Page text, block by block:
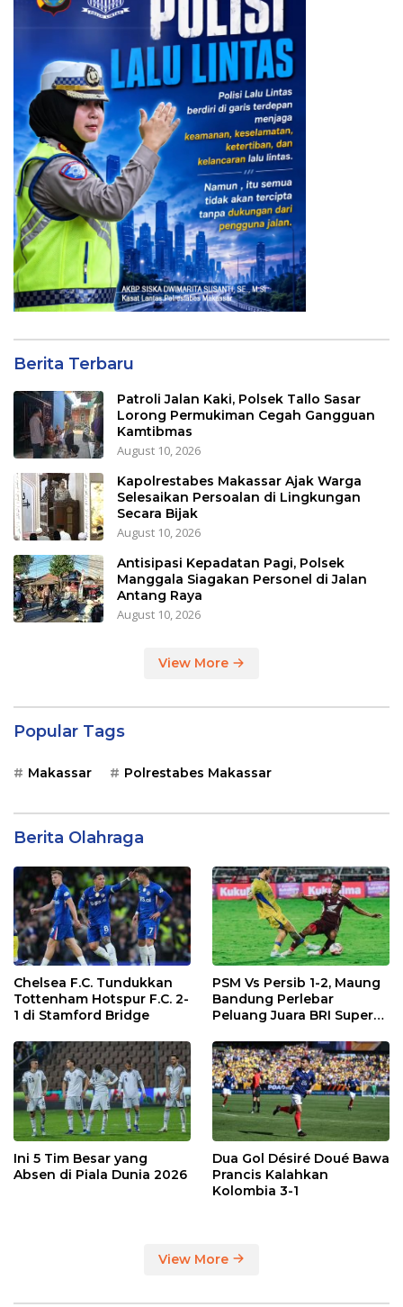
Berita Terbaru
Patroli Jalan Kaki, Polsek Tallo Sasar
Lorong Permukiman Cegah Gangguan
Kamtibmas
August 10, 2026
Kapolrestabes Makassar Ajak Warga
Selesaikan Persoalan di Lingkungan
Secara Bijak
August 10, 2026
Antisipasi Kepadatan Pagi, Polsek
Manggala Siagakan Personel di Jalan
Antang Raya
August 10, 2026
View More
Popular Tags
Makassar Polrestabes Makassar
Berita Olahraga
Chelsea F.C. Tundukkan
Tottenham Hotspur F.C. 2-
1 di Stamford Bridge
PSM Vs Persib 1-2, Maung
Bandung Perlebar
Peluang Juara BRI Super
Ini 5 Tim Besar yang
Absen di Piala Dunia 2026
Dua Gol Désiré Doué Bawa
Prancis Kalahkan
Kolombia 3-1
View More